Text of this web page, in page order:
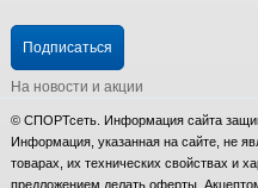
Подписаться
На новости и акции
© СПОРТсеть. Информация сайта
Информация, указанная на сайте, не
товарах, их технических свойствах и
предложением делать оферты.